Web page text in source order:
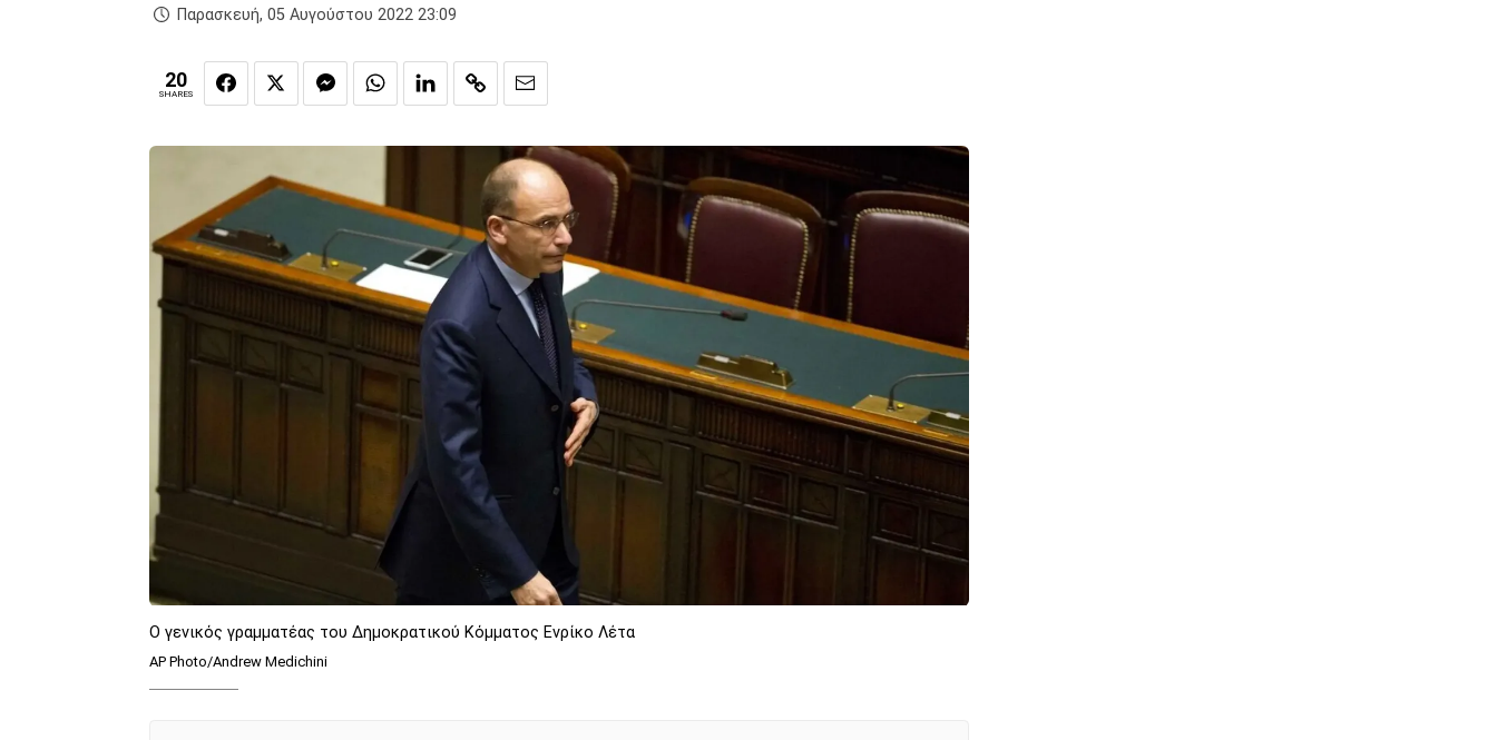
Παρασκευή, 05 Αυγούστου 2022 23:09
20
SHARES
O γενικός γραμματέας του Δημοκρατικού Κόμματος Ενρίκο Λέτα
AP Photo/Andrew Medichini